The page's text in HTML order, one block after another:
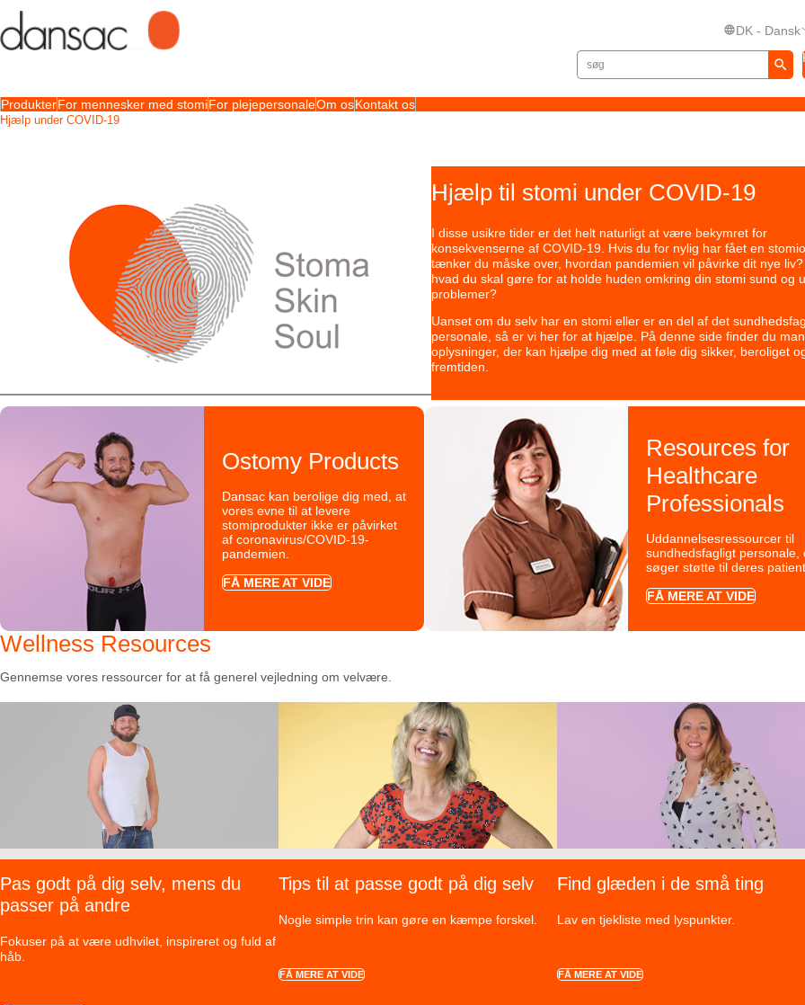
DK - Dansk
ProdukterFor mennesker med stomiFor plejepersonaleOm osKontakt os
Hjælp under COVID-19
Hjælp til stomi under COVID-19
I disse usikre tider er det helt naturligt at være bekymret for
konsekvenserne af COVID-19. Hvis du for nylig har fået en
tænker du måske over, hvordan pandemien vil påvirke dit nye
hvad du skal gøre for at holde huden omkring din stomi sund og
problemer?
Uanset om du selv har en stomi eller er en del af det
personale, så er vi her for at hjælpe. På denne side finder du
oplysninger, der kan hjælpe dig med at føle dig sikker, beroliget
fremtiden.
Ostomy Products
Dansac kan berolige dig med, at
vores evne til at levere
stomiprodukter ikke er påvirket
af coronavirus/COVID-19-
pandemien.
FÅ MERE AT VIDE
Resources for
Healthcare
Professionals
Uddannelsesressourcer til
sundhedsfagligt personale,
søger støtte til deres
FÅ MERE AT VIDE
Wellness Resources
Gennemse vores ressourcer for at få generel vejledning om velvære.
Pas godt på dig selv, mens du
passer på andre
Fokuser på at være udhvilet, inspireret og fuld af
håb.
Tips til at passe godt på dig selv
Nogle simple trin kan gøre en kæmpe forskel.
FÅ MERE AT VIDE
Find glæden i de små ting
Lav en tjekliste med lyspunkter.
FÅ MERE AT VIDE